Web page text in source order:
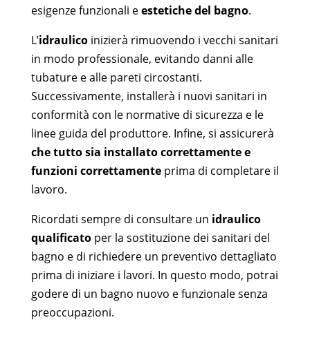
esigenze funzionali eestetiche del bagno.
L’idraulico inizierà rimuovendo i vecchi sanitari
in modo professionale, evitando danni alle
tubature e alle pareti circostanti.
Successivamente, installerà i nuovi sanitari in
conformità con le normative di sicurezza e le
linee guida del produttore. Infine, si assicurerà
che tutto sia installato correttamente e
funzioni correttamenteprima di completare il
lavoro.
Ricordati sempre di consultare un idraulico
qualificato per la sostituzione dei sanitari del
bagno e di richiedere un preventivo dettagliato
prima di iniziare i lavori. In questo modo, potrai
godere di un bagno nuovo e funzionale senza
preoccupazioni.